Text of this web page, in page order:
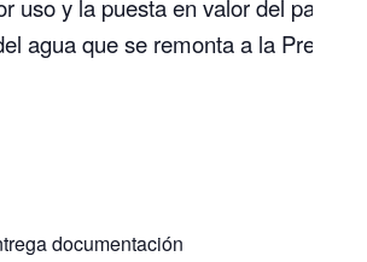
uso y la puesta en valor del
agua que se remonta a la
documentación